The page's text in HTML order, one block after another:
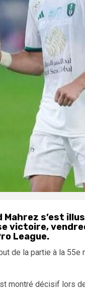
Mahrez s’est
victoire,
League.
de la partie à la
montré décisif